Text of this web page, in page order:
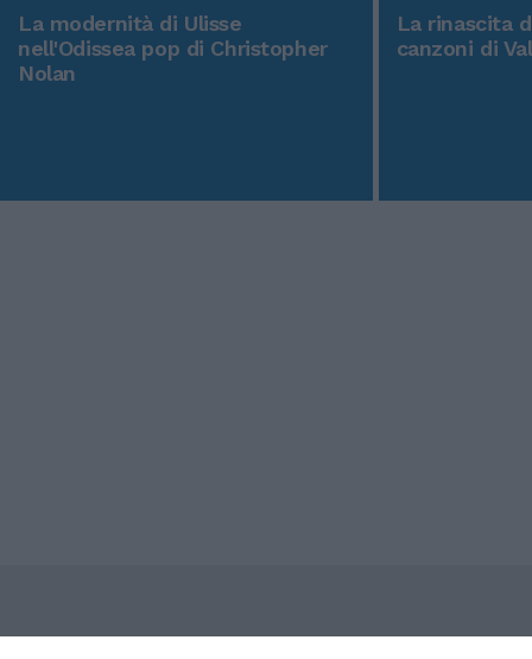
La modernità di Ulisse
nell'Odissea pop di Christopher
Nolan
La rinascita
canzoni di